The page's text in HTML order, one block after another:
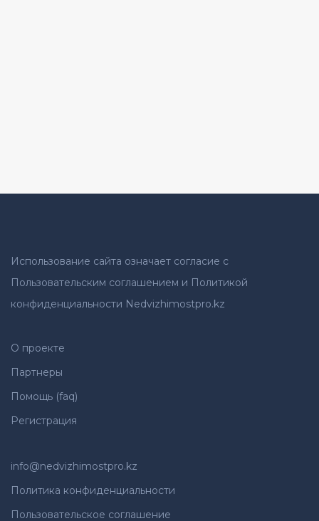
Использование сайта означает согласие с
Пользовательским соглашением и Политикой
конфиденциальности Nedvizhimostpro.kz
О проекте
Партнеры
Помощь (faq)
Регистрация
info@nedvizhimostpro.kz
Политика конфиденциальности
Пользовательское соглашение